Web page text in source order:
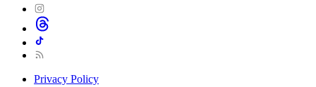
Privacy Policy